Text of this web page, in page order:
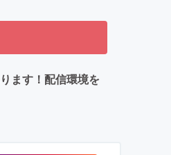
ます！配信環境を